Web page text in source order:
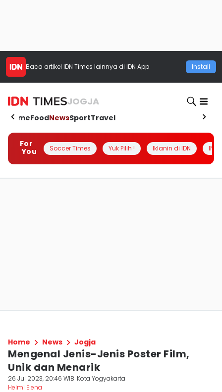
Baca artikel IDN Times lainnya di IDN App Install
JOGJA
HomeFoodNewsSportTravel
For
You
Soccer Times Yuk Pilih ! Iklanin di IDN
Home News Jogja
Mengenal Jenis-Jenis Poster Film,
Unik dan Menarik
26 Jul 2023, 20:46 WIB Kota Yogyakarta
Helmi Elena